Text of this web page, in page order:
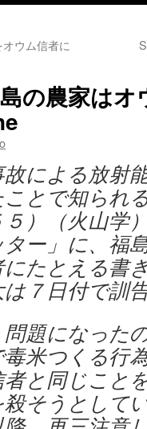
ウム信者に
の農家は
による放射
とで知られ
）（火山学
ー」に、福
たとえる書
７日付で訓
題になった
米つくる行
者と同じこと
そうとして